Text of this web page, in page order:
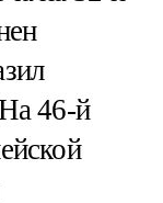
46-й